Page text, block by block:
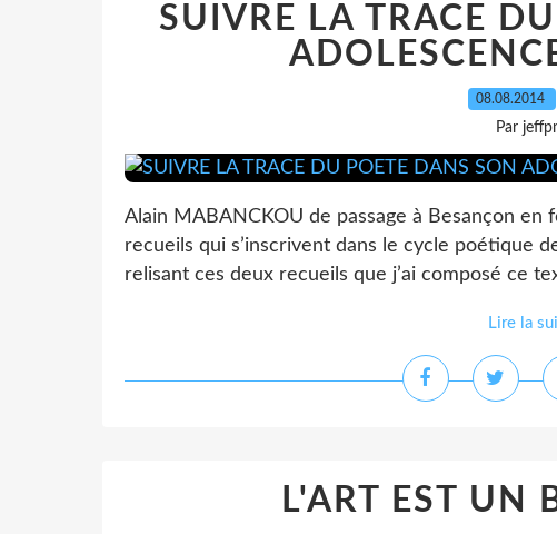
SUIVRE LA TRACE
08.08.2014
Par
Alain MABANCKOU de passage à Besançon en
recueils qui s’inscrivent dans le cycle poétique de
relisant ces deux recueils que j’ai composé ce
Lire la
L'ART EST UN